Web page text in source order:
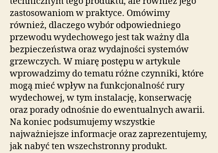
zastosowaniom w praktyce. Omówimy
również, dlaczego wybór odpowiedniego
przewodu wydechowego jest tak ważny dla
bezpieczeństwa oraz wydajności systemów
grzewczych. W miarę postępu w artykule
wprowadzimy do tematu różne czynniki, które
mogą mieć wpływ na funkcjonalność rury
wydechowej, w tym instalację, konserwację
oraz porady odnośnie do ewentualnych awarii.
Na koniec podsumujemy wszystkie
najważniejsze informacje oraz zaprezentujemy,
jak nabyć ten wszechstronny produkt.